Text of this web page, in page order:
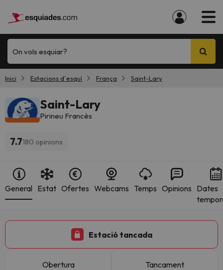
On vols esquiar?
Inici Estacions d´esquí França Saint-Lary
Saint-Lary
Pirineu Francès
7.7180 opinions
General Estat Ofertes Webcams Temps Opinions Dates
Estació tancada
Obertura Tancament